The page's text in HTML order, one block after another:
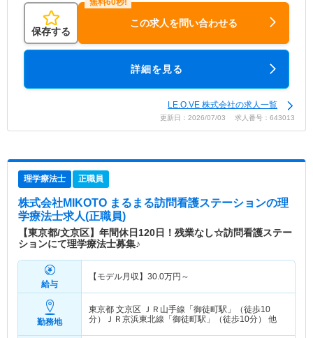
保存する
この求人を問い合わせる
詳細を見る
LE.O.VE 株式会社の求人一覧
更新日：2026/07/03 求人番号：643013
理学療法士 正職員
株式会社MIKOTO まるまる訪問看護ステーションの理
学療法士求人(正職員)
【東京都/文京区】年間休日120日！残業なし☆訪問看護ステー
ションにて理学療法士募集♪
給与
【モデル月収】 30.0万円～
勤務地
東京都 文京区 ＪＲ山手線「御徒町駅」（徒歩10
分）ＪＲ京浜東北線「御徒町駅」（徒歩10分） 他